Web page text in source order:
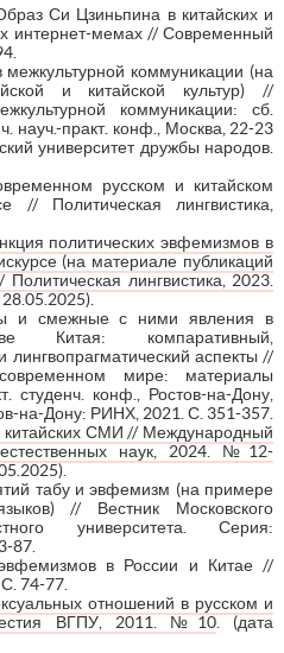
Си Цзиньпина в китайских и
интернет-мемах // Современный
коммуникации (на
и китайской культур) //
коммуникации: сб.
науч.-практ. конф., Москва, 22-23
университет дружбы народов.
русском и китайском
// Политическая лингвистика,
политических эвфемизмов в
(на материале публикаций
Политическая лингвистика, 2023.
и смежные с ними явления в
Китая: компаративный,
лингвопрагматический аспекты //
мире: материалы
студенч. конф., Ростов-на-Дону,
на-Дону: РИНХ, 2021. С. 351-357.
СМИ // Международный
наук, 2024. №12-
табу и эвфемизм (на примере
// Вестник Московского
университета. Серия:
87.
в России и Китае //
74-77.
отношений в русском и
ВГПУ, 2011. №10 . (дата